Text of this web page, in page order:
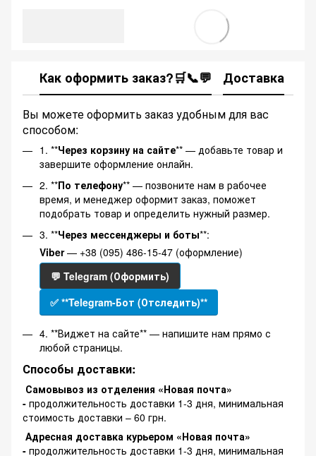
Как оформить заказ?🛒📞💬 Доставка
Вы можете оформить заказ удобным для вас
способом:
1. **Через корзину на сайте** — добавьте товар и
завершите оформление онлайн.
2. **По телефону** — позвоните нам в рабочее
время, и менеджер оформит заказ, поможет
подобрать товар и определить нужный размер.
3. **Через мессенджеры и боты**:
Viber— +38 (095) 486-15-47 (оформление)
💬 Telegram (Оформить)
✅ **Telegram-Бот (Отследить)**
4. **Виджет на сайте** — напишите нам прямо с
любой страницы.
Способы доставки:
Самовывоз из отделения «Новая почта»
- продолжительность доставки 1-3 дня, минимальная
стоимость доставки – 60 грн.
Адресная доставка курьером «Новая почта»
- продолжительность доставки 1-3 дня, минимальная